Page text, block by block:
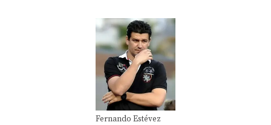
Fernando Estévez